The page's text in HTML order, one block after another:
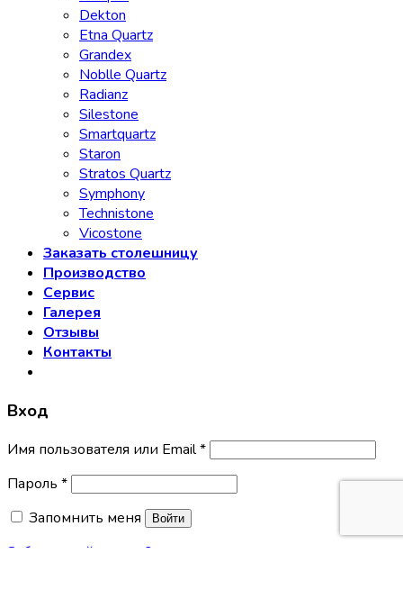
Dekton
Etna Quartz
Grandex
Noblle Quartz
Radianz
Silestone
Smartquartz
Staron
Stratos Quartz
Symphony
Technistone
Vicostone
Заказать столешницу
Производство
Сервис
Галерея
Отзывы
Контакты
Вход
Имя пользователя или Email*
Пароль *
Запомнить меня
Войти
Забыли свой пароль?